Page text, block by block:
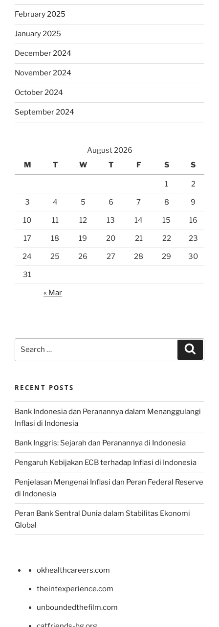
February 2025
January 2025
December 2024
November 2024
October 2024
September 2024
August 2026
M
T W T F S S
1 2
3 4 5 6 7 8 9
10 11 12 13 14 15 16
17 18 19 20 21 22 23
24 25 26 27 28 29 30
31
« Mar
RECENT POSTS
Bank Indonesia dan Peranannya dalam Menanggulangi
Inflasi di Indonesia
Bank Inggris: Sejarah dan Peranannya di Indonesia
Pengaruh Kebijakan ECB terhadap Inflasi di Indonesia
Penjelasan Mengenai Inflasi dan Peran Federal Reserve
di Indonesia
Peran Bank Sentral Dunia dalam Stabilitas Ekonomi
Global
okhealthcareers.com
theintexperience.com
unboundedthefilm.com